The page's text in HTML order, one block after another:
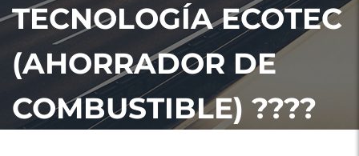
TECNOLOGÍA ECOTEC
(AHORRADOR DE
COMBUSTIBLE) ????